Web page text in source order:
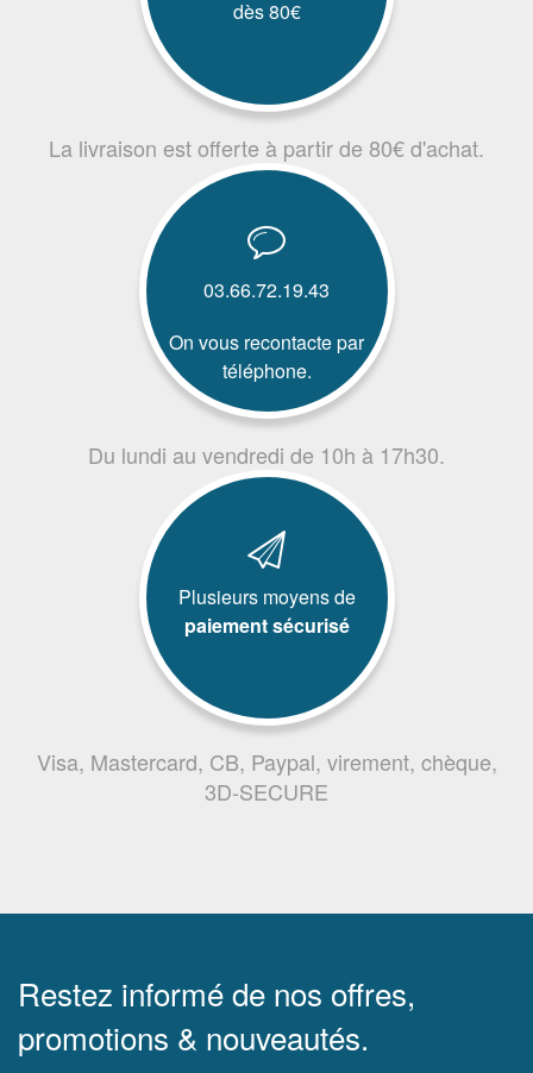
dès 80€
La livraison est offerte à partir de 80€ d'achat.
03.66.72.19.43
On vous recontacte par
téléphone.
Du lundi au vendredi de 10h à 17h30.
Plusieurs moyens de
paiement sécurisé
Visa, Mastercard, CB, Paypal, virement, chèque,
3D-SECURE
Restez informé de nos offres,
promotions & nouveautés.